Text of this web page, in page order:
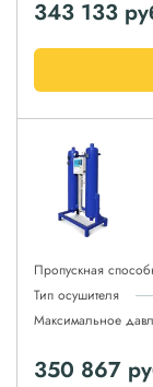
343 133
Пропускная
Тип осушителя
Максимальное
350 867